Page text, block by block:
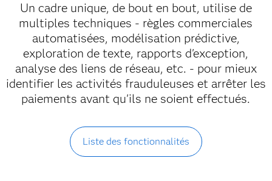
Un cadre unique, de bout en bout, utilise de
multiples techniques - règles commerciales
automatisées, modélisation prédictive,
exploration de texte, rapports d'exception,
analyse des liens de réseau, etc. - pour mieux
identifier les activités frauduleuses et arrêter les
paiements avant qu'ils ne soient effectués.
Liste des fonctionnalités